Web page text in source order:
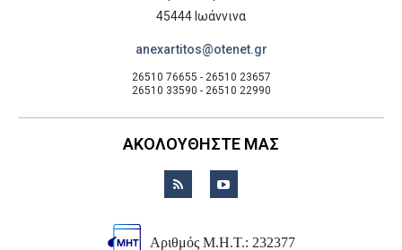
45444 Ιωάννινα
anexartitos@otenet.gr
26510 76655 - 26510 23657
26510 33590 - 26510 22990
ΑΚΟΛΟΥΘΗΣΤΕ ΜΑΣ
Αριθμός Μ.Η.Τ.: 232377